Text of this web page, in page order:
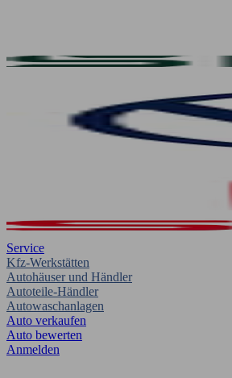
Service
Kfz-Werkstätten
Autohäuser und Händler
Autoteile-Händler
Autowaschanlagen
Auto verkaufen
Auto bewerten
Anmelden